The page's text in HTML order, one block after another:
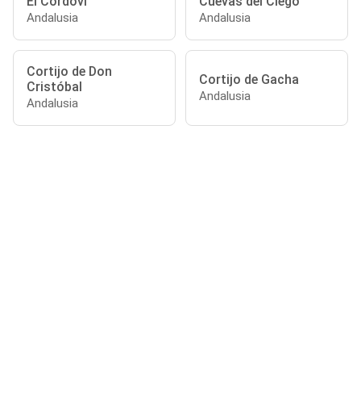
Andalusia Andalusia
Cortijo de Don
Cristóbal
Andalusia
Cortijo de Gacha
Andalusia